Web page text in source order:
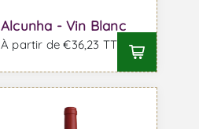
Alcunha - Vin Blanc
À partir de €36,23 TTC